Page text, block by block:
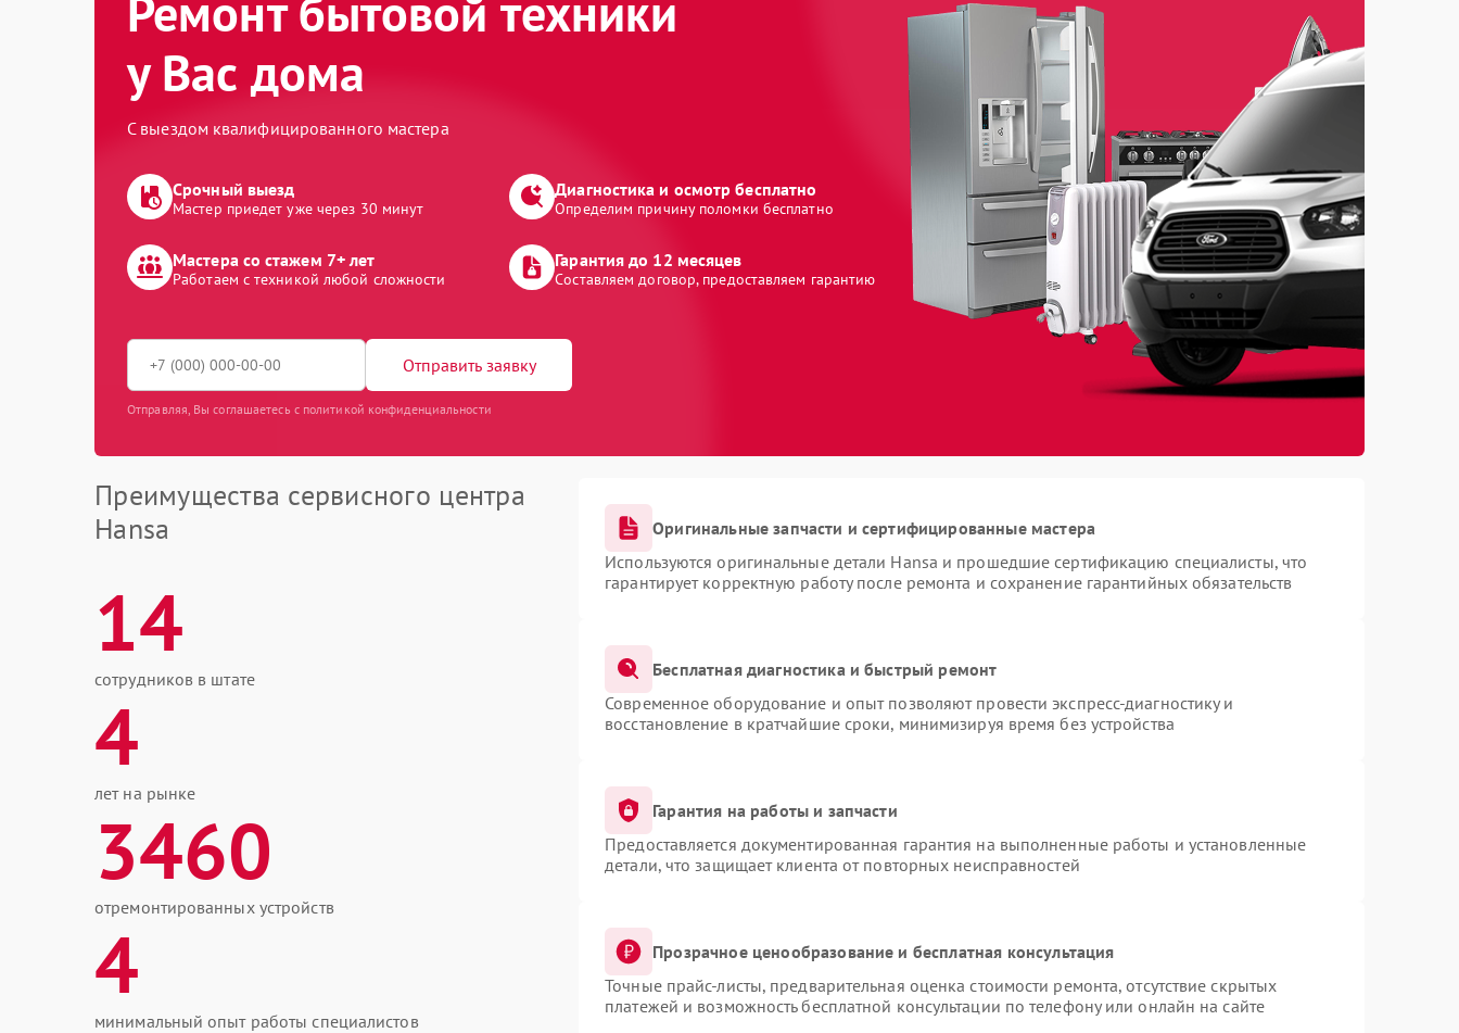
Ремонт бытовой техники
у Вас дома
С выездом квалифицированного мастера
Срочный выезд
Мастер приедет уже через 30 минут
Диагностика и осмотр бесплатно
Определим причину поломки бесплатно
Мастера со стажем 7+ лет
Работаем с техникой любой сложности
Гарантия до 12 месяцев
Составляем договор, предоставляем гарантию
Отправить заявку
Отправляя, Вы соглашаетесь с политикой конфиденциальности
Преимущества сервисного центра
Hansa
14
сотрудников в штате
4
лет на рынке
3460
отремонтированных устройств
4
минимальный опыт работы специалистов
Оригинальные запчасти и сертифицированные мастера
Используются оригинальные детали Hansa и прошедшие сертификацию специалисты, что
гарантирует корректную работу после ремонта и сохранение гарантийных обязательств
Бесплатная диагностика и быстрый ремонт
Современное оборудование и опыт позволяют провести экспресс-диагностику и
восстановление в кратчайшие сроки, минимизируя время без устройства
Гарантия на работы и запчасти
Предоставляется документированная гарантия на выполненные работы и установленные
детали, что защищает клиента от повторных неисправностей
Прозрачное ценообразование и бесплатная консультация
Точные прайс-листы, предварительная оценка стоимости ремонта, отсутствие скрытых
платежей и возможность бесплатной консультации по телефону или онлайн на сайте